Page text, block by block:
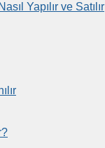
Yapılır ve Satılır